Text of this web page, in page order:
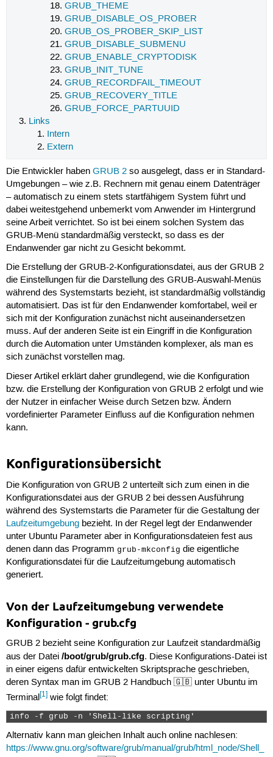
GRUB_THEME
GRUB_DISABLE_OS_PROBER
GRUB_OS_PROBER_SKIP_LIST
GRUB_DISABLE_SUBMENU
GRUB_ENABLE_CRYPTODISK
GRUB_INIT_TUNE
GRUB_RECORDFAIL_TIMEOUT
GRUB_RECOVERY_TITLE
GRUB_FORCE_PARTUUID
Links
Intern
Extern
Die Entwickler haben GRUB 2so ausgelegt, dass er in Standard-
Umgebungen – wie z.B. Rechnern mit genau einem Datenträger
– automatisch zu einem stets startfähigem System führt und
dabei weitestgehend unbemerkt vom Anwender im Hintergrund
seine Arbeit verrichtet. So ist bei einem solchen System das
GRUB-Menü standardmäßig versteckt, so dass es der
Endanwender gar nicht zu Gesicht bekommt.
Die Erstellung der GRUB-2-Konfigurationsdatei, aus der GRUB 2
die Einstellungen für die Darstellung des GRUB-Auswahl-Menüs
während des Systemstarts bezieht, ist standardmäßig vollständig
automatisiert. Das ist für den Endanwender komfortabel, weil er
sich mit der Konfiguration zunächst nicht auseinandersetzen
muss. Auf der anderen Seite ist ein Eingriff in die Konfiguration
durch die Automation unter Umständen komplexer, als man es
sich zunächst vorstellen mag.
Dieser Artikel erklärt daher grundlegend, wie die Konfiguration
bzw. die Erstellung der Konfiguration von GRUB 2 erfolgt und wie
der Nutzer in einfacher Weise durch Setzen bzw. Ändern
vordefinierter Parameter Einfluss auf die Konfiguration nehmen
kann.
Konfigurationsübersicht
Die Konfiguration von GRUB 2 unterteilt sich zum einen in die
Konfigurationsdatei aus der GRUB 2 bei dessen Ausführung
während des Systemstarts die Parameter für die Gestaltung der
Laufzeitumgebungbezieht. In der Regel legt der Endanwender
unter Ubuntu Parameter aber in Konfigurationsdateien fest aus
denen dann das Programm grub-mkconfig die eigentliche
Konfigurationsdatei für die Laufzeitumgebung automatisch
generiert.
Von der Laufzeitumgebung verwendete
Konfiguration - grub.cfg
GRUB 2 bezieht seine Konfiguration zur Laufzeit standardmäßig
aus der Datei /boot/grub/grub.cfg. Diese Konfigurations-Datei ist
in einer eigens dafür entwickelten Skriptsprache geschrieben,
deren Syntax man im GRUB 2 Handbuch 🇬🇧 unter Ubuntu im
Terminal[1]wie folgt findet:
info -f grub -n 'Shell-like scripting'
Alternativ kann man gleichen Inhalt auch online nachlesen:
https://www.gnu.org/software/grub/manual/grub/html_node/Shell_